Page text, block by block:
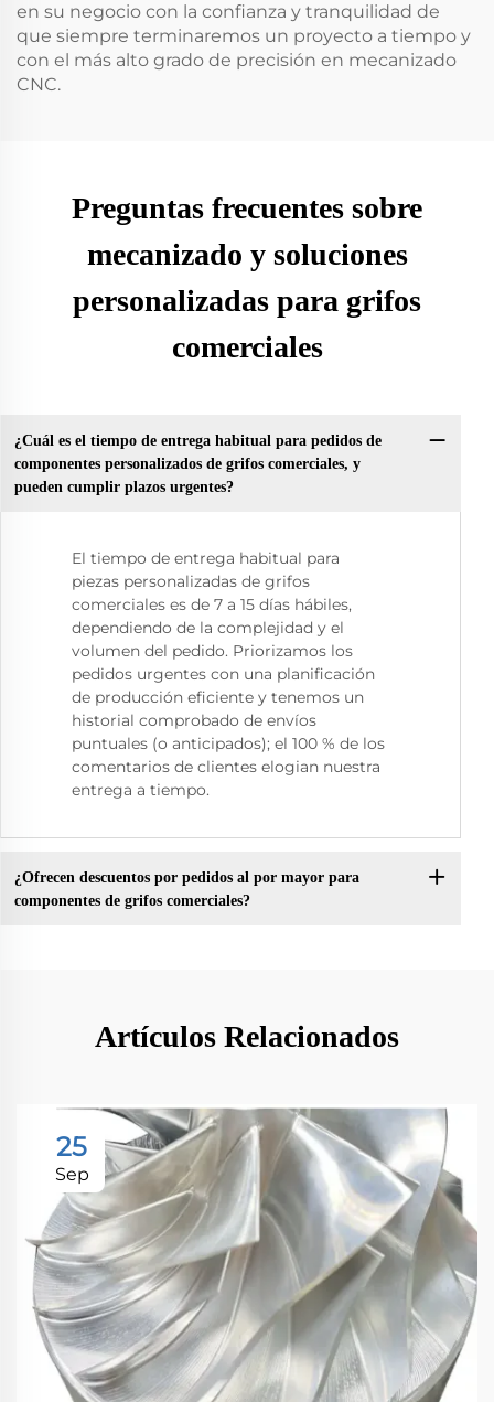
en su negocio con la confianza y tranquilidad de
que siempre terminaremos un proyecto a tiempo y
con el más alto grado de precisión en mecanizado
CNC.
Preguntas frecuentes sobre
mecanizado y soluciones
personalizadas para grifos
comerciales
¿Cuál es el tiempo de entrega habitual para pedidos de
componentes personalizados de grifos comerciales, y
pueden cumplir plazos urgentes?
El tiempo de entrega habitual para
piezas personalizadas de grifos
comerciales es de 7 a 15 días hábiles,
dependiendo de la complejidad y el
volumen del pedido. Priorizamos los
pedidos urgentes con una planificación
de producción eficiente y tenemos un
historial comprobado de envíos
puntuales (o anticipados); el 100 % de los
comentarios de clientes elogian nuestra
entrega a tiempo.
¿Ofrecen descuentos por pedidos al por mayor para
componentes de grifos comerciales?
Artículos Relacionados
25
Sep